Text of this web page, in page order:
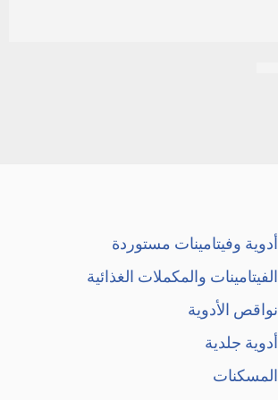
أدوية وفيتامينات مستوردة
الفيتامينات والمكملات الغذائية
نواقص الأدوية
أدوية جلدية
المسكنات